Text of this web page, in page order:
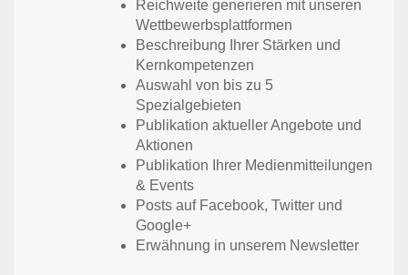
Reichweite generieren mit unseren
Wettbewerbsplattformen
Beschreibung Ihrer Stärken und
Kernkompetenzen
Auswahl von bis zu 5
Spezialgebieten
Publikation aktueller Angebote und
Aktionen
Publikation Ihrer Medienmitteilungen
& Events
Posts auf Facebook, Twitter und
Google+
Erwähnung in unserem Newsletter